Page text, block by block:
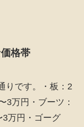
格帯
りです。・板：2
3万円・ブーツ：
3万円・ゴーグ